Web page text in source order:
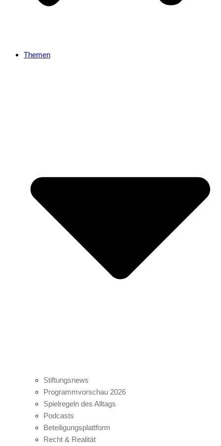
Themen
Stiftungsnews
Programmvorschau 2026
Spielregeln des Alltags
Podcasts
Beteiligungsplattform
Recht & Realität